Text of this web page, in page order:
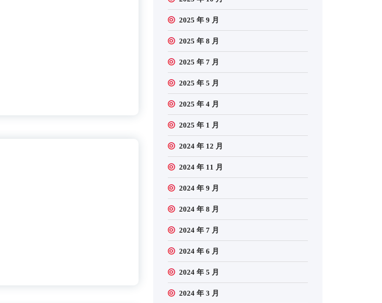
2025 年 9 月
2025 年 8 月
2025 年 7 月
2025 年 5 月
2025 年 4 月
2025 年 1 月
2024 年 12 月
2024 年 11 月
2024 年 9 月
2024 年 8 月
2024 年 7 月
2024 年 6 月
2024 年 5 月
2024 年 3 月